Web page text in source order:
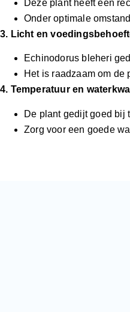
Deze plant heeft een
Onder optimale
3. Licht en
Echinodorus bleheri
Het is raadzaam om de
4. Temperatuur en
De plant gedijt goed bij
Zorg voor een goede